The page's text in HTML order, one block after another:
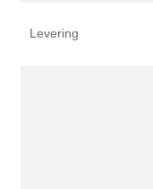
Levering